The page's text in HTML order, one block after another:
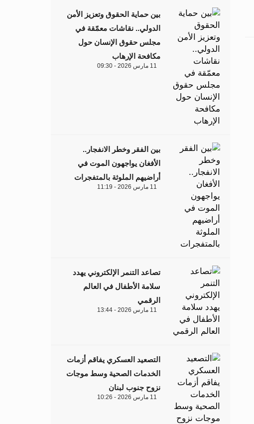
بين حماية الحقوق وتعزيز الأمن
الدولي.. نقاشات معمّقة في
مجلس حقوق الإنسان حول
مكافحة الإرهاب
11 مارس 2026 - 09:30
بين الفقر وخطر الانفجار..
الأفغان يواجهون الموت في
أراضيهم الملوثة بالمتفجرات
11 مارس 2026 - 11:19
تصاعد التنمر الإلكتروني يهدد
سلامة الأطفال في العالم
الرقمي
11 مارس 2026 - 13:44
التصعيد العسكري يفاقم أزمات
الخدمات الصحية وسط موجات
نزوح جنوب لبنان
11 مارس 2026 - 10:26